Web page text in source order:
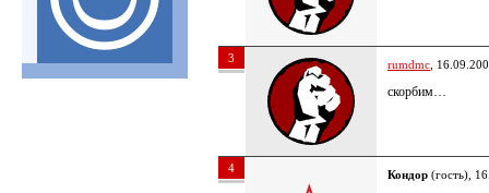
3 rumdmc ,
скорбим…
4 Кондор (гость),